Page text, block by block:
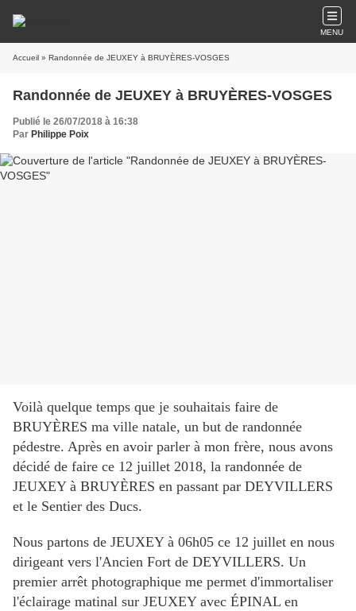
MENU
Accueil » Randonnée de JEUXEY à BRUYÈRES-VOSGES
Randonnée de JEUXEY à BRUYÈRES-VOSGES
Publié le 26/07/2018 à 16:38
Par Philippe Poix
Voilà quelque temps que je souhaitais faire de
BRUYÈRES ma ville natale, un but de randonnée
pédestre. Après en avoir parler à mon frère, nous avons
décidé de faire ce 12 juillet 2018, la randonnée de
JEUXEY à BRUYÈRES en passant par DEYVILLERS
et le Sentier des Ducs.
Nous partons de JEUXEY à 06h05 ce 12 juillet en nous
dirigeant vers l'Ancien Fort de DEYVILLERS. Un
premier arrêt photographique me permet d'immortaliser
l'éclairage matinal sur JEUXEY avec ÉPINAL en